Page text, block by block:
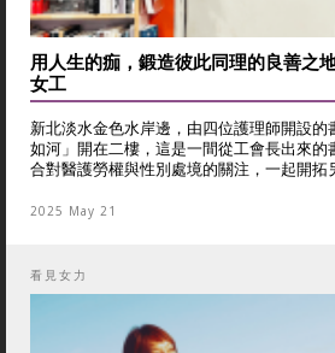
用人生的痂，鍛造彼此同理的良善之
女工
新北淡水金色水岸邊，由四位護理師開設的
如河」開在二樓，這是一間從工會長出來的
合對醫護勞權與性別處境的關注，一起開拓
2025 May 21
看見女力